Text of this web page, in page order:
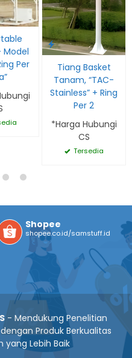
Model
Per
Tiang Basket
Tanam, “TAC-
Stainless” + Ring
Per 2
*Harga Hubungi
CS
Tersedia
Shopee
shopee.co.id/samstuff.id
- Mendukung Penelitian
Produk Berkualitas
yang Lebih Baik